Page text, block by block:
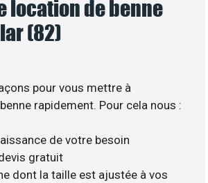
location de benne
(82)
pour vous mettre à
rapidement. Pour cela nous :
de votre besoin
gratuit
dont la taille est ajustée à vos